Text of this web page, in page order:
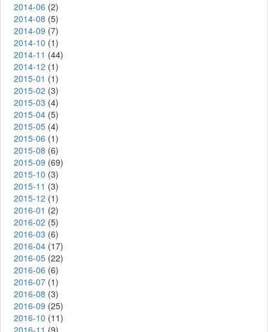
2014-06 (2)
2014-08 (5)
2014-09 (7)
2014-10 (1)
2014-11 (44)
2014-12 (1)
2015-01 (1)
2015-02 (3)
2015-03 (4)
2015-04 (5)
2015-05 (4)
2015-06 (1)
2015-08 (6)
2015-09 (69)
2015-10 (3)
2015-11 (3)
2015-12 (1)
2016-01 (2)
2016-02 (5)
2016-03 (6)
2016-04 (17)
2016-05 (22)
2016-06 (6)
2016-07 (1)
2016-08 (3)
2016-09 (25)
2016-10 (11)
2016-11 (9)